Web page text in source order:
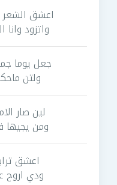
اعشق
واتزود
جعل يوما
ولتن
لين صار
ومن يجيها
اعشق
ودي اروح